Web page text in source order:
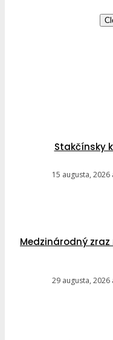
Stakčínsky
15 augusta, 2026
Medzinárodný
29 augusta, 2026